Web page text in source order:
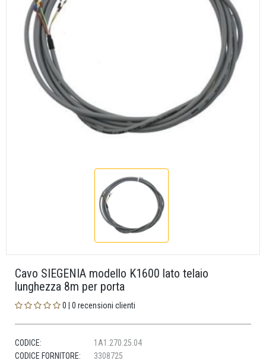
Cavo SIEGENIA modello K1600 lato telaio
lunghezza 8m per porta
0 | 0 recensioni clienti
CODICE:
1A1.270.25.04
CODICE FORNITORE:
3308725